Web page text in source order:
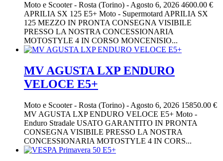
Moto e Scooter- Rosta (Torino) - Agosto 6, 2026 4600.00 €
APRILIA SX 125 E5+ Moto - Supermotard APRILIA SX
125 MEZZO IN PRONTA CONSEGNA VISIBILE
PRESSO LA NOSTRA CONCESSIONARIA
MOTOSTYLE 4 IN CORSO MONCENISIO...
MV AGUSTA LXP ENDURO
VELOCE E5+
Moto e Scooter- Rosta (Torino) - Agosto 6, 2026 15850.00 €
MV AGUSTA LXP ENDURO VELOCE E5+ Moto -
Enduro Stradale USATO GARANTITO IN PRONTA
CONSEGNA VISIBILE PRESSO LA NOSTRA
CONCESSIONARIA MOTOSTYLE 4 IN CORS...